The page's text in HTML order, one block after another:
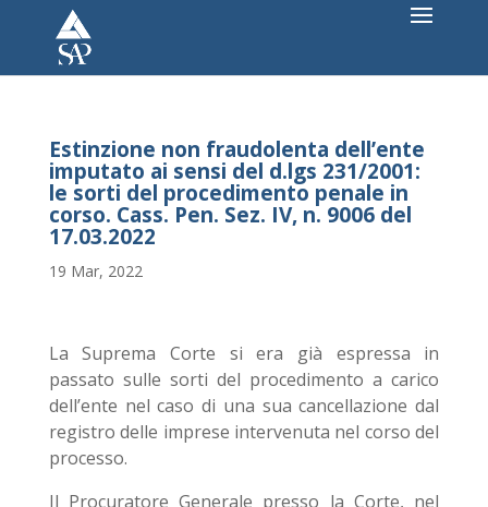
Estinzione non fraudolenta dell’ente
imputato ai sensi del d.lgs 231/2001:
le sorti del procedimento penale in
corso. Cass. Pen. Sez. IV, n. 9006 del
17.03.2022
19 Mar, 2022
La Suprema Corte si era già espressa in
passato sulle sorti del procedimento a carico
dell’ente nel caso di una sua cancellazione dal
registro delle imprese intervenuta nel corso del
processo.
Il Procuratore Generale presso la Corte, nel